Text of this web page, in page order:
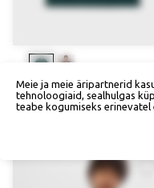
T-särk
19,90 €
Meie ja meie äripartnerid
tehnoloogiaid, sealhulgas
teabe kogumiseks erinevatel